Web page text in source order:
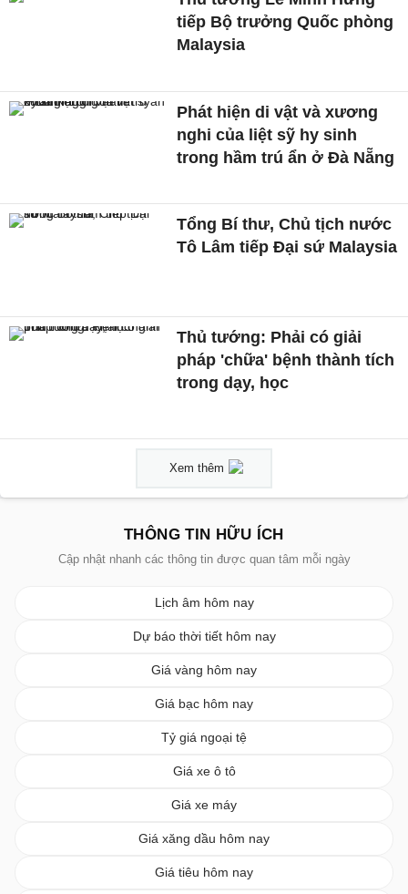
tiếp Bộ trưởng Quốc phòng
Malaysia
Phát hiện di vật và xương
nghi của liệt sỹ hy sinh
trong hầm trú ẩn ở Đà Nẵng
Tổng Bí thư, Chủ tịch nước
Tô Lâm tiếp Đại sứ Malaysia
Thủ tướng: Phải có giải
pháp 'chữa' bệnh thành tích
trong dạy, học
Xem thêm
THÔNG TIN HỮU ÍCH
Cập nhật nhanh các thông tin được quan tâm mỗi ngày
Lịch âm hôm nay
Dự báo thời tiết hôm nay
Giá vàng hôm nay
Giá bạc hôm nay
Tỷ giá ngoại tệ
Giá xe ô tô
Giá xe máy
Giá xăng dầu hôm nay
Giá tiêu hôm nay